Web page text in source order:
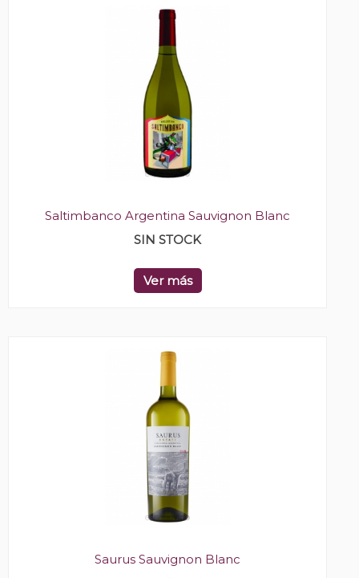
Saltimbanco Argentina Sauvignon Blanc
SIN STOCK
Ver más
Saurus Sauvignon Blanc